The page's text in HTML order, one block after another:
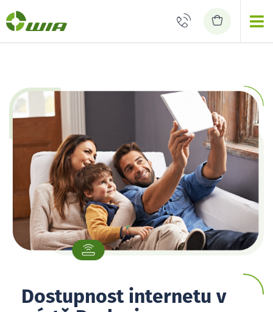
Dostupnost internetu v